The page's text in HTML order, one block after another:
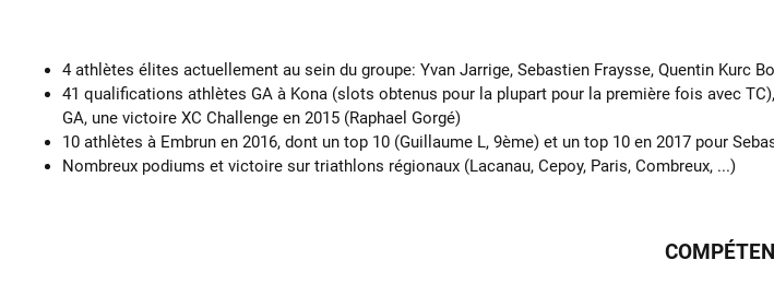
4 athlètes élites actuellement au sein du groupe: Yvan Jarrige, Sebastien Fraysse, Quentin Kurc
41 qualifications athlètes GA à Kona (slots obtenus pour la plupart pour la première fois avec
GA, une victoire XC Challenge en 2015 (Raphael Gorgé)
10 athlètes à Embrun en 2016, dont un top 10 (Guillaume L, 9ème) et un top 10 en 2017 pour
Nombreux podiums et victoire sur triathlons régionaux (Lacanau, Cepoy, Paris, Combreux, ...)